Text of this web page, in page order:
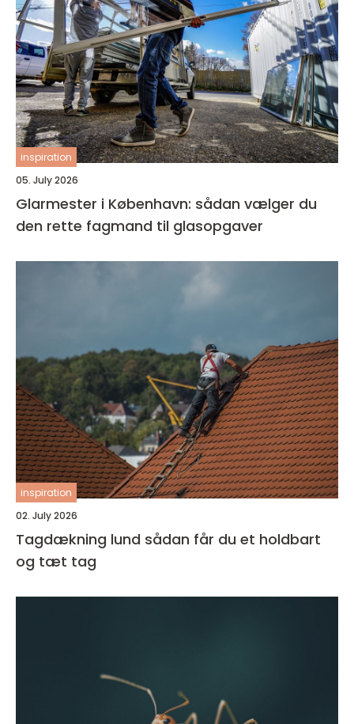
inspiration
05. July 2026
Glarmester i København: sådan vælger du
den rette fagmand til glasopgaver
inspiration
02. July 2026
Tagdækning lund sådan får du et holdbart
og tæt tag